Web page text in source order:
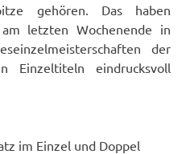
gehören. Das haben
letzten Wochenende in
der
eindrucksvoll
im Einzel und Doppel